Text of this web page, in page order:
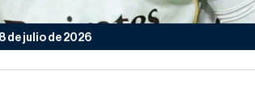
de julio de 2026